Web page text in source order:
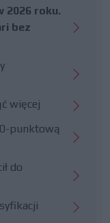
2026 roku.
bez
więcej
punktową
do